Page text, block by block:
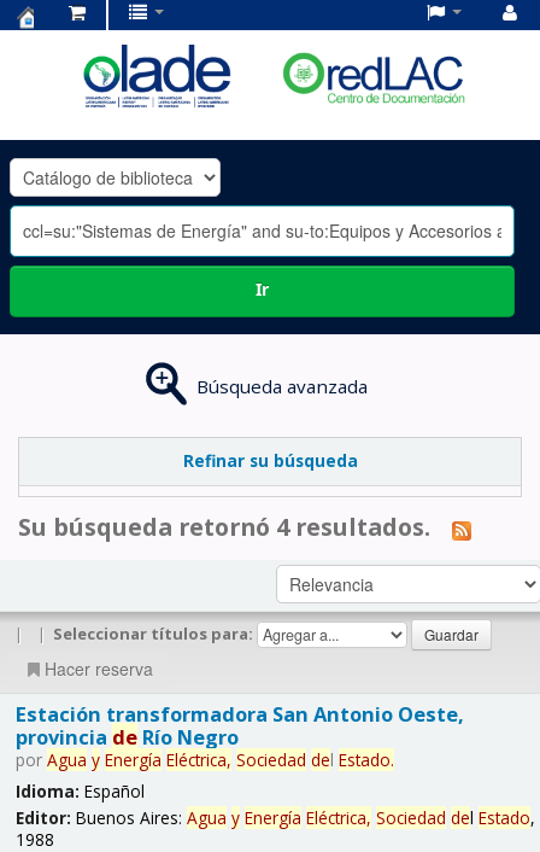
OLADE
-
Ir
Búsqueda avanzada
Refinar su búsqueda
Su búsqueda retornó 4 resultados.
| | Seleccionar títulos para:
Hacer reserva
Estación transformadora San Antonio Oeste,
provincia deRío Negro
por Agua y Energía Eléctrica, Sociedad del Estado.
Idioma: Español
Editor: Buenos Aires: Agua y Energía Eléctrica, Sociedad del Estado,
1988